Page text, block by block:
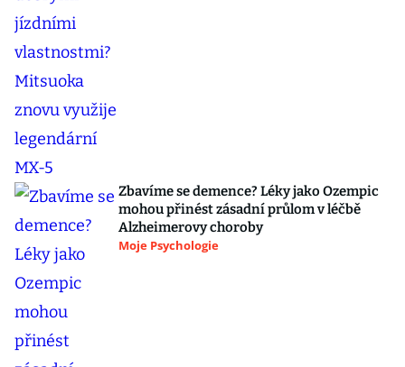
Zbavíme se demence? Léky jako Ozempic
mohou přinést zásadní průlom v léčbě
Alzheimerovy choroby
Moje Psychologie